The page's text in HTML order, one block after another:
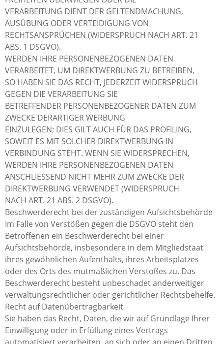
VERARBEITUNG DIENT DER GELTENDMACHUNG,
AUSÜBUNG ODER VERTEIDIGUNG VON
RECHTSANSPRÜCHEN (WIDERSPRUCH NACH ART. 21
ABS. 1 DSGVO).
WERDEN IHRE PERSONENBEZOGENEN DATEN
VERARBEITET, UM DIREKTWERBUNG ZU BETREIBEN,
SO HABEN SIE DAS RECHT, JEDERZEIT WIDERSPRUCH
GEGEN DIE VERARBEITUNG SIE
BETREFFENDER PERSONENBEZOGENER DATEN ZUM
ZWECKE DERARTIGER WERBUNG
EINZULEGEN; DIES GILT AUCH FÜR DAS PROFILING,
SOWEIT ES MIT SOLCHER DIREKTWERBUNG IN
VERBINDUNG STEHT. WENN SIE WIDERSPRECHEN,
WERDEN IHRE PERSONENBEZOGENEN DATEN
ANSCHLIESSEND NICHT MEHR ZUM ZWECKE DER
DIREKTWERBUNG VERWENDET (WIDERSPRUCH
NACH ART. 21 ABS. 2 DSGVO).
Beschwerderecht bei der zuständigen Aufsichtsbehörde
Im Falle von Verstößen gegen die DSGVO steht den
Betroffenen ein Beschwerderecht bei einer
Aufsichtsbehörde, insbesondere in dem Mitgliedstaat
ihres gewöhnlichen Aufenthalts, ihres Arbeitsplatzes
oder des Orts des mutmaßlichen Verstoßes zu. Das
Beschwerderecht besteht unbeschadet anderweitiger
verwaltungsrechtlicher oder gerichtlicher Rechtsbehelfe.
Recht auf Datenübertragbarkeit
Sie haben das Recht, Daten, die wir auf Grundlage Ihrer
Einwilligung oder in Erfüllung eines Vertrags